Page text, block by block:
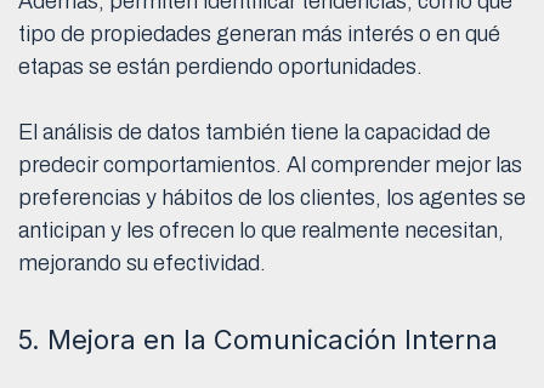
tipo de propiedades generan más interés o en qué
etapas se están perdiendo oportunidades.
El análisis de datos también tiene la capacidad de
predecir comportamientos. Al comprender mejor las
preferencias y hábitos de los clientes, los agentes se
anticipan y les ofrecen lo que realmente necesitan,
mejorando su efectividad.
5. Mejora en la Comunicación Interna